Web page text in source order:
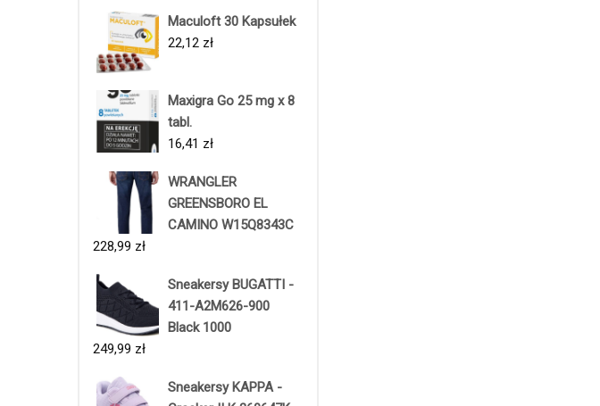
Maculoft 30 Kapsułek
22,12 zł
Maxigra Go 25 mg x 8
tabl.
16,41 zł
WRANGLER
GREENSBORO EL
CAMINO W15Q8343C
228,99 zł
Sneakersy BUGATTI -
411-A2M626-900
Black 1000
249,99 zł
Sneakersy KAPPA -